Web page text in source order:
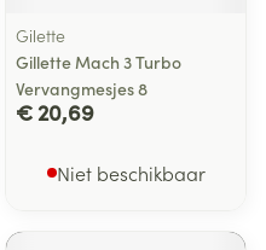
Gilette
Gillette Mach 3 Turbo
Vervangmesjes 8
€ 20,69
Niet beschikbaar